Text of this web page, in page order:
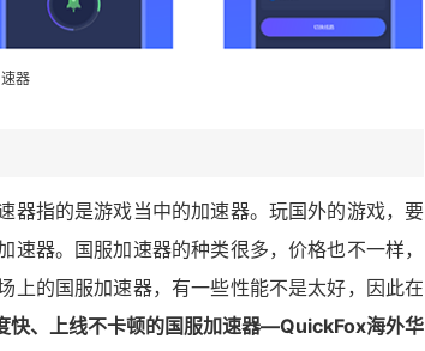
器
器指的是游戏当中的加速器。玩国外的游戏，要
器。国服加速器的种类很多，价格也不一样，
上的国服加速器，有一些性能不是太好，因此在
快、上线不卡顿的国服加速器—QuickFox海外华